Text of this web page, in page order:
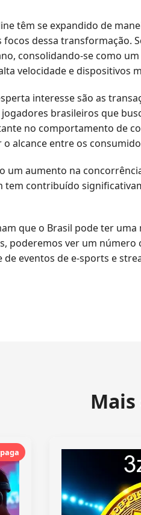
têm se expandido de
dessa transformação.
consolidando-se como
velocidade e dispositivos
interesse são as
brasileiros que
no comportamento de
alcance entre os
um aumento na
contribuído
que o Brasil pode ter
poderemos ver um
eventos de e-sports e